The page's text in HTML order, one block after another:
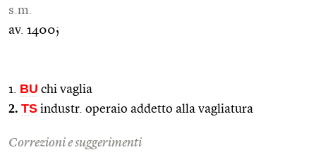
s.m.
av. 1400;
1. BU chi vaglia
2. TS industr. operaio addetto alla vagliatura
Correzioni e suggerimenti